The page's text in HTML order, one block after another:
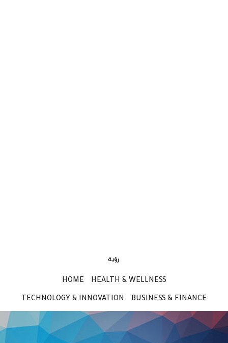
HOME HEALTH & WELLNESS
TECHNOLOGY & INNOVATION BUSINESS & FINANCE